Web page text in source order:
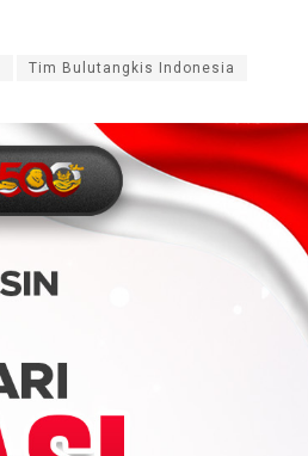
Tim Bulutangkis Indonesia